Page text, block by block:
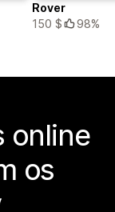
Rover
150 $
98%
online
os